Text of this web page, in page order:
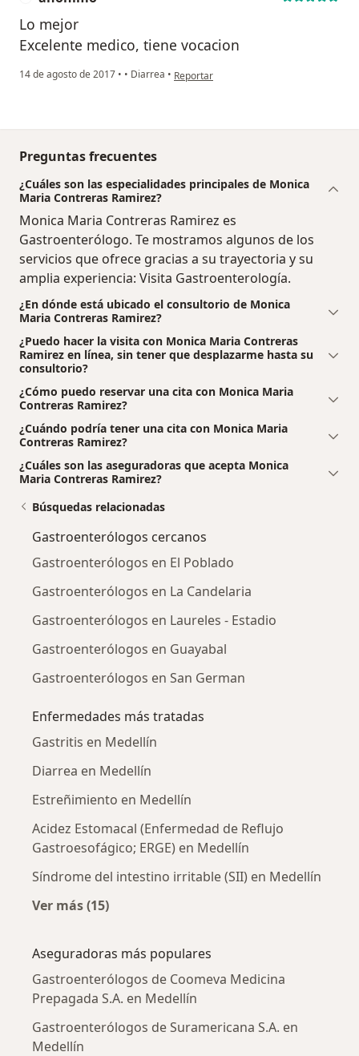
Lo mejor
Excelente medico, tiene vocacion
14 de agosto de 2017 • • Diarrea • en opinión del usuario anónimo
Reportar
Preguntas frecuentes
¿Cuáles son las especialidades principales de Monica
Maria Contreras Ramirez?
Monica Maria Contreras Ramirez es
Gastroenterólogo. Te mostramos algunos de los
servicios que ofrece gracias a su trayectoria y su
amplia experiencia: Visita Gastroenterología.
¿En dónde está ubicado el consultorio de Monica
Maria Contreras Ramirez?
¿Puedo hacer la visita con Monica Maria Contreras
Ramirez en línea, sin tener que desplazarme hasta su
consultorio?
¿Cómo puedo reservar una cita con Monica Maria
Contreras Ramirez?
¿Cuándo podría tener una cita con Monica Maria
Contreras Ramirez?
¿Cuáles son las aseguradoras que acepta Monica
Maria Contreras Ramirez?
Búsquedas relacionadas
Gastroenterólogos cercanos
Gastroenterólogos en El Poblado
Gastroenterólogos en La Candelaria
Gastroenterólogos en Laureles - Estadio
Gastroenterólogos en Guayabal
Gastroenterólogos en San German
Enfermedades más tratadas
Gastritis en Medellín
Diarrea en Medellín
Estreñimiento en Medellín
Acidez Estomacal (Enfermedad de Reflujo
Gastroesofágico; ERGE) en Medellín
Síndrome del intestino irritable (SII) en Medellín
Ver más (15)
Aseguradoras más populares
Gastroenterólogos de Coomeva Medicina
Prepagada S.A. en Medellín
Gastroenterólogos de Suramericana S.A. en
Medellín